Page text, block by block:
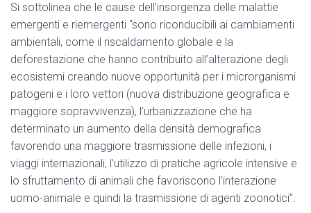
Si sottolinea che le cause dell’insorgenza delle malattie
emergenti e riemergenti “sono riconducibili ai cambiamenti
ambientali, come il riscaldamento globale e la
deforestazione che hanno contribuito all’alterazione degli
ecosistemi creando nuove opportunità per i microrganismi
patogeni e i loro vettori (nuova distribuzione geografica e
maggiore sopravvivenza), l’urbanizzazione che ha
determinato un aumento della densità demografica
favorendo una maggiore trasmissione delle infezioni, i
viaggi internazionali, l’utilizzo di pratiche agricole intensive e
lo sfruttamento di animali che favoriscono l’interazione
uomo-animale e quindi la trasmissione di agenti zoonotici”.